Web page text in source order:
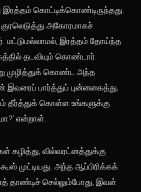
இரத்தம் கொட்டிக்கொண்டிருந்தது.
அகோரமாகச்
மட்டுமல்லாமல், இரத்தம் தோய்ந்த
தடவியும் கொண்டார்.
முழித்துக் கொண்ட அந்த
இவரைப் பார்த்துப் புன்னகைத்து,
தீர்த்துக் கொள்ள உங்களுக்கு
என்றாள்.
கழித்து, வில்வரட்னத்துக்கு
முட்டியது. அந்த ஆப்பிரிக்கக்
தாண்டிச் செல்லும்போது, இவள்